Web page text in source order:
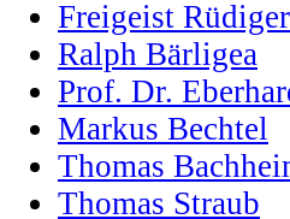
Freigeist
Ralph Bärligea
Prof. Dr.
Markus Bechtel
Thomas
Thomas Straub